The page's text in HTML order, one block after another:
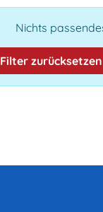
Nichts
Filter zurücksetzen